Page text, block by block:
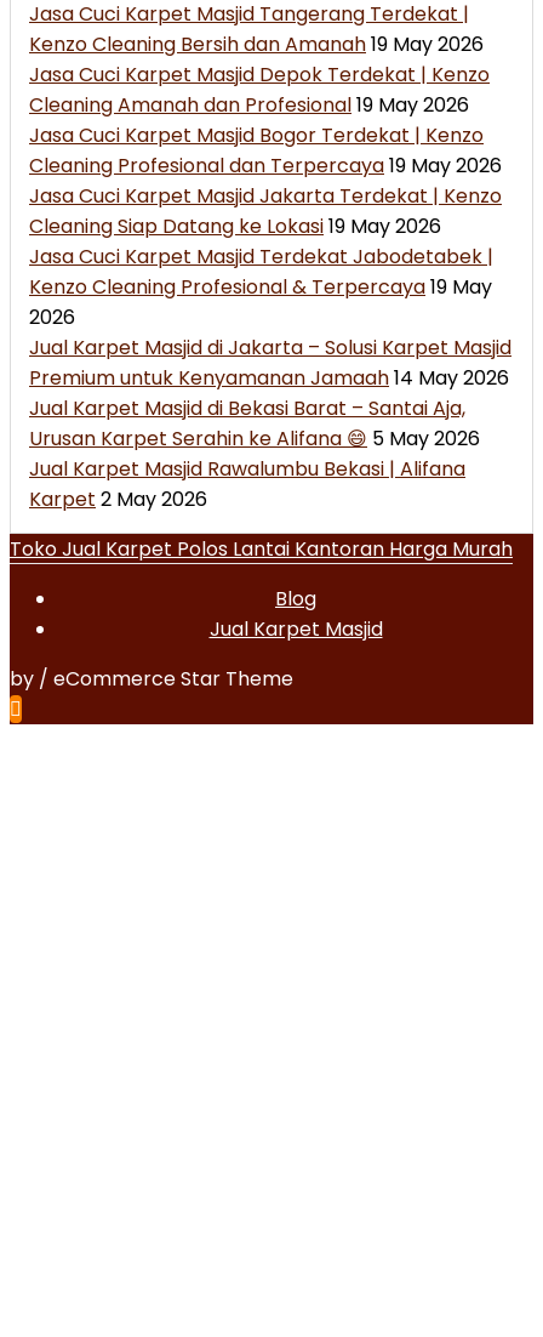
Jasa Cuci Karpet Masjid Tangerang Terdekat |
Kenzo Cleaning Bersih dan Amanah19 May 2026
Jasa Cuci Karpet Masjid Depok Terdekat | Kenzo
Cleaning Amanah dan Profesional19 May 2026
Jasa Cuci Karpet Masjid Bogor Terdekat | Kenzo
Cleaning Profesional dan Terpercaya19 May 2026
Jasa Cuci Karpet Masjid Jakarta Terdekat | Kenzo
Cleaning Siap Datang ke Lokasi19 May 2026
Jasa Cuci Karpet Masjid Terdekat Jabodetabek |
Kenzo Cleaning Profesional & Terpercaya19 May
2026
Jual Karpet Masjid di Jakarta – Solusi Karpet Masjid
Premium untuk Kenyamanan Jamaah14 May 2026
Jual Karpet Masjid di Bekasi Barat – Santai Aja,
Urusan Karpet Serahin ke Alifana 😄 5 May 2026
Jual Karpet Masjid Rawalumbu Bekasi | Alifana
Karpet 2 May 2026
Toko Jual Karpet Polos Lantai Kantoran Harga Murah
Blog
Jual Karpet Masjid
by / eCommerce Star Theme